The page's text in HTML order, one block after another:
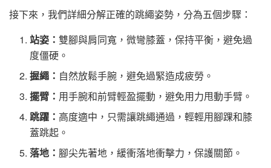
接下來，我們詳細分解正確的跳繩姿勢，分為五個步驟：
站姿：雙腳與肩同寬，微彎膝蓋，保持平衡，避免過
度僵硬。
握繩： 自然放鬆手腕，避免過緊造成疲勞。
擺臂： 用手腕和前臂輕盈擺動，避免用力甩動手臂。
跳躍： 高度適中，只需讓跳繩通過，輕輕用腳踝和膝
蓋跳起。
落地： 腳尖先著地，緩衝落地衝擊力，保護關節。